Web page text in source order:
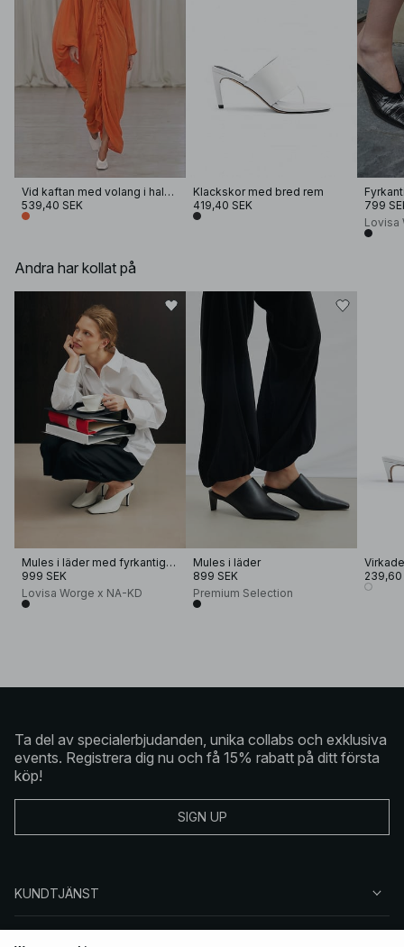
Vid kaftan med volang i halsringning
539,40 SEK
Klackskor med bred rem
419,40 SEK
799
Lovisa
Andra har kollat på
Mules i läder med fyrkantig tå
999 SEK
Lovisa Worge x NA-KD
Mules i läder
899 SEK
Premium Selection
239,60
Ta del av specialerbjudanden, unika collabs och exklusiva
events. Registrera dig nu och få 15% rabatt på ditt första
köp!
SIGN UP
KUNDTJÄNST